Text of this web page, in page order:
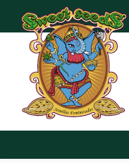
Skip to main content